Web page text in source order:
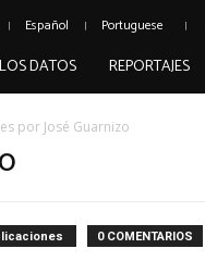
Español Portuguese
LOS DATOS REPORTAJES
por José Guarnizo
0 COMENTARIOS